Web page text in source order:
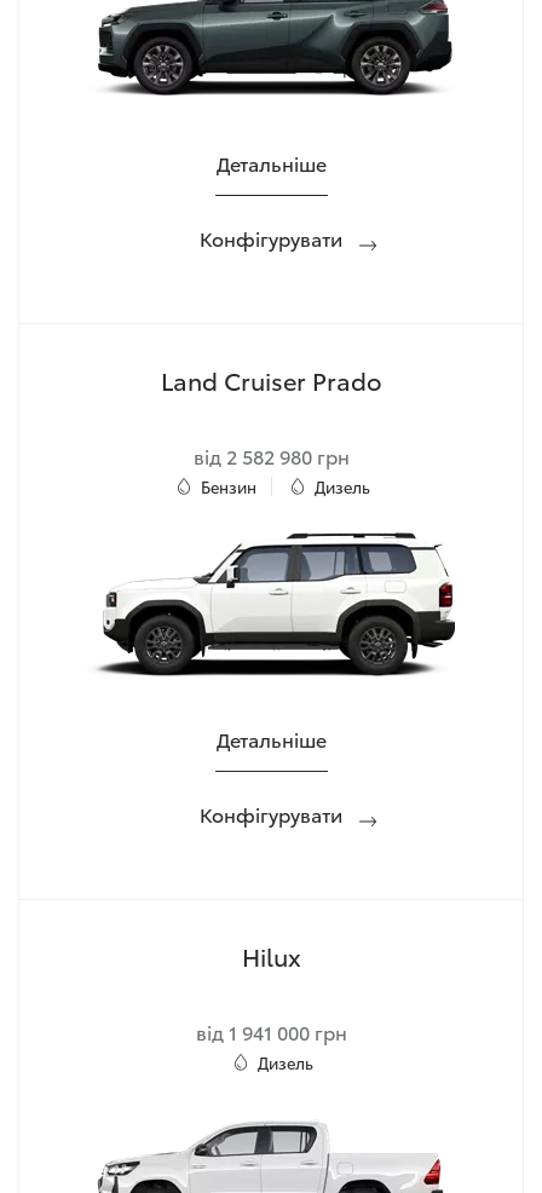
Детальніше
Конфігурувати
Land Cruiser Prado
від 2 582 980 грн
Бензин Дизель
Детальніше
Конфігурувати
Hilux
від 1 941 000 грн
Дизель